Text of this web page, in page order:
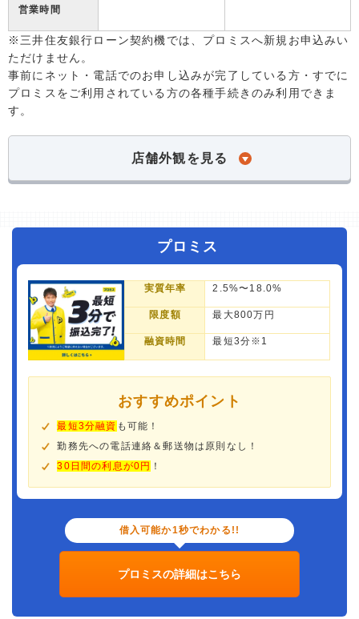
営業時間
※三井住友銀行ローン契約機では、プロミスへ新規お申込みい
ただけません。
事前にネット・電話でのお申し込みが完了している方・すでに
プロミスをご利用されている方の各種手続きのみ利用できま
す。
店舗外観を見る
プロミス
実質年率 2.5%〜18.0%
限度額 最大800万円
融資時間 最短3分※1
おすすめポイント
最短3分融資 も可能！
勤務先への電話連絡＆郵送物は原則なし！
30日間の利息が0円 ！
借入可能か1秒でわかる!!
プロミスの詳細はこちら